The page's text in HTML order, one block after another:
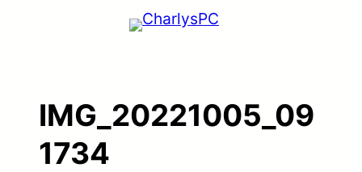
IMG_20221005_09
1734